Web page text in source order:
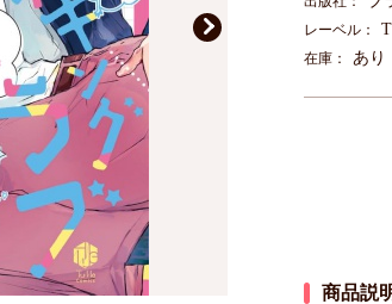
レーベル：
在庫： あり
商品説